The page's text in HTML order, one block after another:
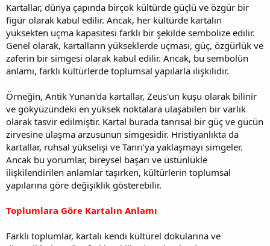
Kartallar, dünya çapında birçok kültürde güçlü ve özgür bir
figür olarak kabul edilir. Ancak, her kültürde kartalın
yüksekten uçma kapasitesi farklı bir şekilde sembolize edilir.
Genel olarak, kartalların yükseklerde uçması, güç, özgürlük ve
zaferin bir simgesi olarak kabul edilir. Ancak, bu sembolün
anlamı, farklı kültürlerde toplumsal yapılarla ilişkilidir.
Örneğin, Antik Yunan'da kartallar, Zeus'un kuşu olarak bilinir
ve gökyüzündeki en yüksek noktalara ulaşabilen bir varlık
olarak tasvir edilmiştir. Kartal burada tanrısal bir güç ve gücün
zirvesine ulaşma arzusunun simgesidir. Hristiyanlıkta da
kartallar, ruhsal yükselişi ve Tanrı’ya yaklaşmayı simgeler.
Ancak bu yorumlar, bireysel başarı ve üstünlükle
ilişkilendirilen anlamlar taşırken, kültürlerin toplumsal
yapılarına göre değişiklik gösterebilir.
Toplumlara Göre Kartalın Anlamı
Farklı toplumlar, kartalı kendi kültürel dokularına ve